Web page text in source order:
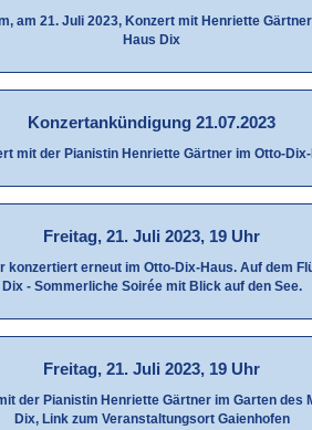
am 21. Juli 2023, Konzert mit Henriette
Haus Dix
Konzertankündigung 21.07.2023
mit der Pianistin Henriette Gärtner im Otto-
Freitag, 21. Juli 2023, 19 Uhr
konzertiert erneut im Otto-Dix-Haus. Auf dem
Dix - Sommerliche Soirée mit Blick auf den See.
Freitag, 21. Juli 2023, 19 Uhr
der Pianistin Henriette Gärtner im Garten des
Dix, Link zum Veranstaltungsort Gaienhofen